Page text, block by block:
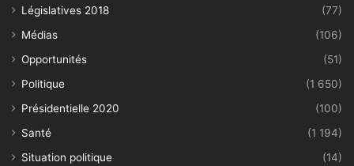
Législatives 2018
(77)
Médias
(106)
Opportunités
(51)
Politique
(1 650)
Présidentielle 2020
(100)
Santé
(1 194)
Situation politique
(14)